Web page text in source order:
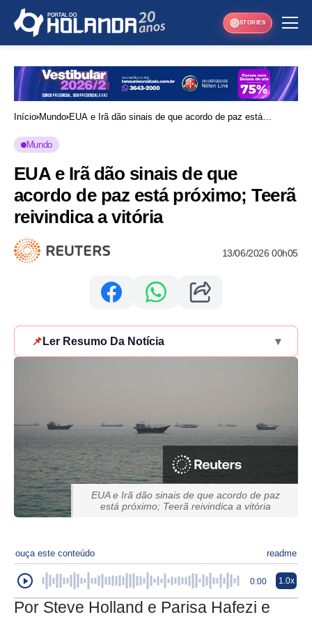
STORIES
Início Mundo EUA e Irã dão sinais de que acordo de paz está
Mundo
EUA e Irã dão sinais de que
acordo de paz está próximo; Teerã
reivindica a vitória
13/06/2026 00h05
📌 Ler Resumo Da Notícia ▾
EUA e Irã dão sinais de que acordo de paz
está próximo; Teerã reivindica a vitória
ouça este conteúdo readme
0:00 1.0x
Por Steve Holland e Parisa Hafezi e